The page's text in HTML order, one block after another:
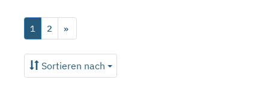
1 2 »
Sortieren nach